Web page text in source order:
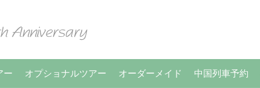
ー オプショナルツアー オーダーメイド 中国列車予約